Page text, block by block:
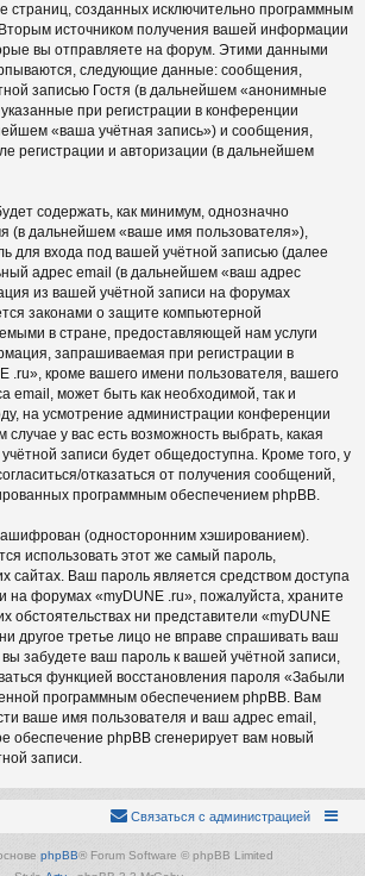
страниц, созданных исключительно программным
источником получения вашей информации
вы отправляете на форум. Этими данными
следующие данные: сообщения,
записью Гостя (в дальнейшем «анонимные
при регистрации в конференции
«ваша учётная запись») и сообщения,
регистрации и авторизации (в дальнейшем
содержать, как минимум, однозначно
(в дальнейшем «ваше имя пользователя»),
для входа под вашей учётной записью (далее
адрес email (в дальнейшем «ваш адрес
из вашей учётной записи на форумах
законами о защите компьютерной
в стране, предоставляющей нам услуги
запрашиваемая при регистрации в
.ru», кроме вашего имени пользователя, вашего
email, может быть как необходимой, так и
на усмотрение администрации конференции
у вас есть возможность выбрать, какая
записи будет общедоступна. Кроме того, у
отказаться от получения сообщений,
программным обеспечением phpBB.
(односторонним хэшированием).
использовать этот же самый пароль,
сайтах. Ваш пароль является средством доступа
на форумах «myDUNE .ru», пожалуйста, храните
обстоятельствах ни представители «myDUNE
другое третье лицо не вправе спрашивать ваш
забудете ваш пароль к вашей учётной записи,
функцией восстановления пароля «Забыли
программным обеспечением phpBB. Вам
ваше имя пользователя и ваш адрес email,
обеспечение phpBB сгенерирует вам новый
записи.
Связаться с администрацией
phpBB® Forum Software © phpBB Limited